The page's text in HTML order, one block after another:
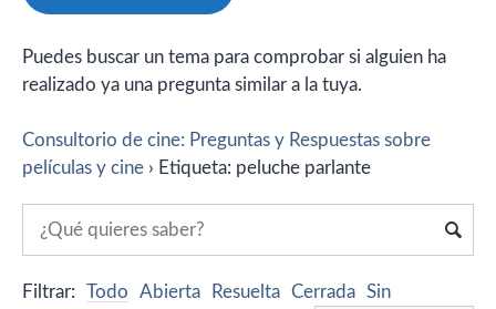
Puedes buscar un tema para comprobar si alguien ha
realizado ya una pregunta similar a la tuya.
Consultorio de cine: Preguntas y Respuestas sobre
películas y cine › Etiqueta: peluche parlante
Filtrar: Todo Abierta Resuelta Cerrada Sin